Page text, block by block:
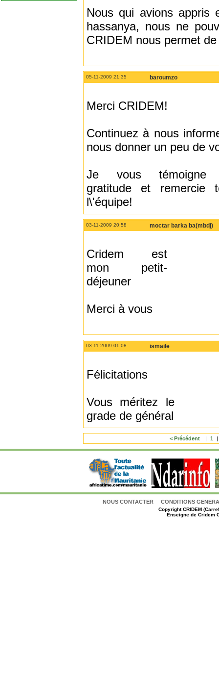
Nous qui avions appris
hassanya, nous ne
CRIDEM nous permet
05-11-2009 21:35 baroumzo
Merci CRIDEM!
Continuez à nous
nous donner un peu de
Je vous témoigne
gratitude et remercie
l\'équipe!
03-11-2009 20:58 moctar barka ba(mbdj)
Cridem est
mon petit-
déjeuner
Merci à vous
03-11-2009 01:08 ismaile
Félicitations
Vous méritez le
grade de général
< Précédent | 1
NOUS CONTACTER CONDITIONS
CopyrightCRIDEM
Enseigne de Cridem